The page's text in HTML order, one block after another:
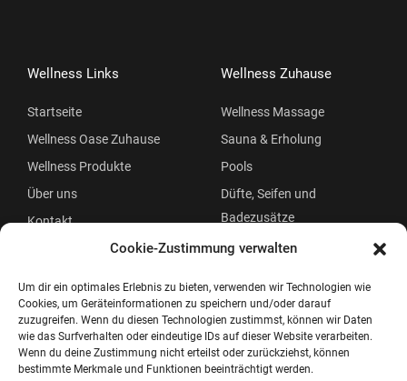
Cookie-Zustimmung verwalten
Um dir ein optimales Erlebnis zu bieten, verwenden wir Technologien wie
Cookies, um Geräteinformationen zu speichern und/oder darauf
zuzugreifen. Wenn du diesen Technologien zustimmst, können wir Daten
wie das Surfverhalten oder eindeutige IDs auf dieser Website verarbeiten.
Wenn du deine Zustimmung nicht erteilst oder zurückziehst, können
bestimmte Merkmale und Funktionen beeinträchtigt werden.
Wellness Links
Startseite
Wellness Oase Zuhause
Wellness Produkte
Über uns
Kontakt
Wellness Zuhause
Wellness Massage
Sauna & Erholung
Pools
Düfte, Seifen und
Badezusätze
Beauty